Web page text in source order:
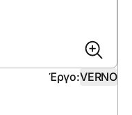
Έργο:VERNO